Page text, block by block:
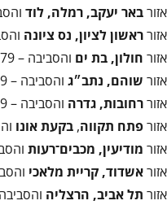
אזורבאר יעקב, רמלה, לוד
אזורראשון לציון, נס ציונה
אזור חולון, בת ים והסביבה – 79 ₪
אזור שוהם, נתב״ג והסביבה – 79 ₪
אזוררחובות, גדרה והסביבה – 89 ₪
אזורפתח תקווה, בקעת אונו
אזור מודיעין, מכבים־רעות
אזוראשדוד, קריית מלאכי
אזור תל אביב, הרצליה והסביבה –